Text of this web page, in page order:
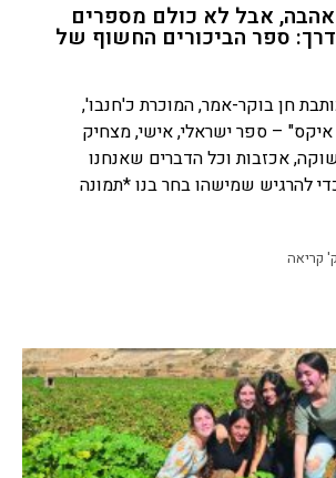
אבל לא כולם מספרים
ספר הביכורים החשוף של
חן בוקר-אמר, המוכרת כ'חנבו',
– ספר ישראלי, אישי, מצחיק
אכזבות וכל הדברים שאנחנו
להרגיש שמישהו בחר בנו *תמונה
קריאה